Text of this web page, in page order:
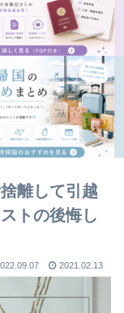
離して引越
トの後悔し
2021.02.13